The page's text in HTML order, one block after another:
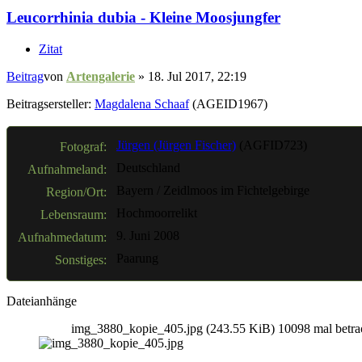
Leucorrhinia dubia - Kleine Moosjungfer
Zitat
Beitragvon Artengalerie » 18. Jul 2017, 22:19
Beitragsersteller: Magdalena Schaaf (AGEID1967)
Fotograf: Jürgen (Jürgen Fischer) (AGFID723)
Aufnahmeland:
Deutschland
Region/Ort:
Bayern / Zeidlmoos im Fichtelgebirge
Lebensraum:
Hochmoorrelikt
Aufnahmedatum:
9. Juni 2008
Sonstiges:
Paarung
Dateianhänge
img_3880_kopie_405.jpg (243.55 KiB) 10098 mal